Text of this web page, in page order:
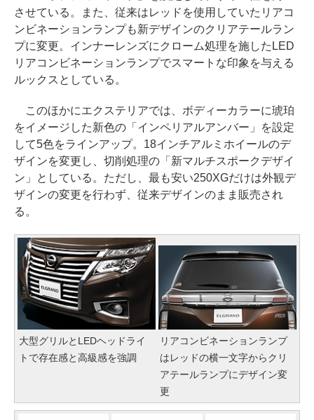
させている。また、従来はレッドを使用していたリアコ
ンビネーションランプも新デザインのクリアテールラン
プに変更。インナーレンズにクローム処理を施したLED
リアコンビネーションランプでスマートな印象を与える
ルックスとしている。
このほかにエクステリアでは、ボディーカラーに琥珀
をイメージした新色の「インペリアルアンバー」を設定
して5色をラインアップ。18インチアルミホイールのデ
ザインを変更し、切削処理の「新マルチスポークデザイ
ン」としている。ただし、最も安い250XGだけは外観デ
ザインの変更を行わず、従来デザインのまま販売され
る。
大型グリルとLEDヘッドライ
トで存在感と高級感を強調
リアコンビネーションランプ
はレッドの横一文字からクリ
アテールランプにデザイン変
更